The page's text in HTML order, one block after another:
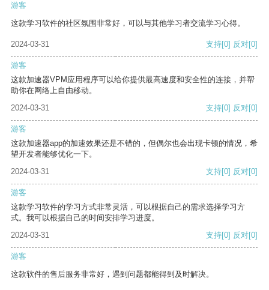
游客
这款学习软件的社区氛围非常好，可以与其他学习者交流学习心得。
2024-03-31 支持[0] 反对[0]
游客
这款加速器VPM应用程序可以给你提供最高速度和安全性的连接，并帮
助你在网络上自由移动。
2024-03-31
支持[0] 反对[0]
游客
这款加速器app的加速效果还是不错的，但偶尔也会出现卡顿的情况，希
望开发者能够优化一下。
2024-03-31
支持[0] 反对[0]
游客
这款学习软件的学习方式非常灵活，可以根据自己的需求选择学习方
式。我可以根据自己的时间安排学习进度。
2024-03-31
支持[0] 反对[0]
游客
这款软件的售后服务非常好，遇到问题都能得到及时解决。